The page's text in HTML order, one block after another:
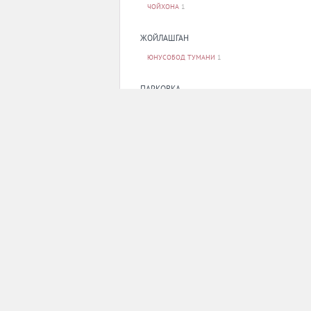
ЧОЙХОНА 1
ЖОЙЛАШГАН
ЮНУСОБОД ТУМАНИ 1
ПАРКОВКА